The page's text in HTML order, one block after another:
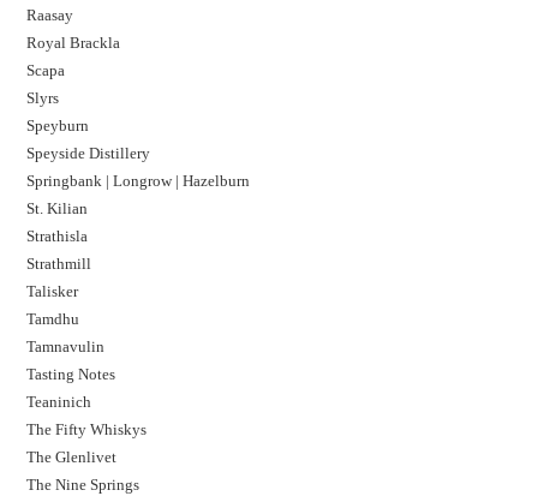
Raasay
Royal Brackla
Scapa
Slyrs
Speyburn
Speyside Distillery
Springbank | Longrow | Hazelburn
St. Kilian
Strathisla
Strathmill
Talisker
Tamdhu
Tamnavulin
Tasting Notes
Teaninich
The Fifty Whiskys
The Glenlivet
The Nine Springs